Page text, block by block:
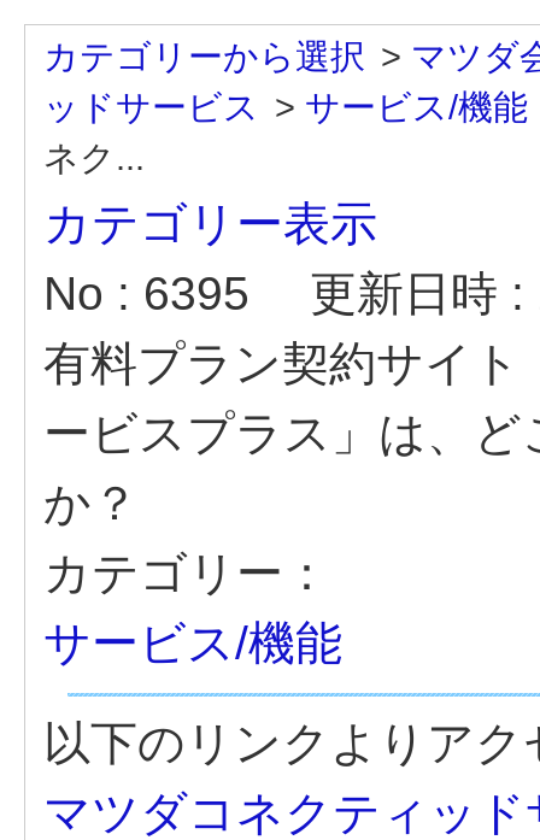
カテゴリーから選択 > マツダ
ッドサービス > サービス/機能
ネク...
カテゴリー表示
No : 6395
更新日時
有料プラン契約サイ
ービスプラス」は、
か？
カテゴリー：
サービス/機能
以下のリンクよりア
マツダコネクティッ